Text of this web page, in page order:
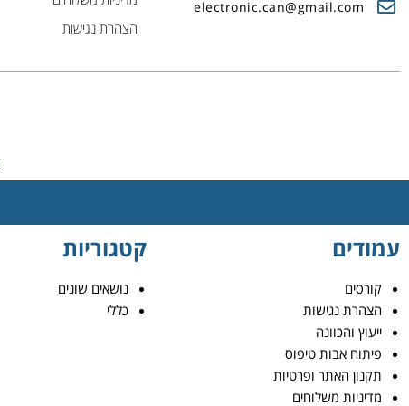
electronic.can@gmail.com
הצהרת נגישות
עמודים
קורסים
הצהרת נגישות
ייעוץ והכוונה
פיתוח אבות טיפוס
תקנון האתר ופרטיות
מדיניות משלוחים
קטגוריות
נושאים שונים
כללי